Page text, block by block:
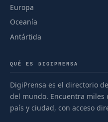
Europa
Oceanía
Antártida
QUÉ ES DIGIPRENSA
DigiPrensa es el directorio
del mundo. Encuentra
país y ciudad, con acceso